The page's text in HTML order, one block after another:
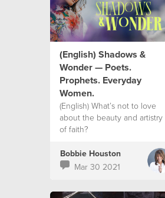
(English) Shadows &
Wonder — Poets.
Prophets. Everyday
Women.
(English) What’s not to love
about the beauty and artistry
of faith?
Bobbie Houston
Mar 30 2021